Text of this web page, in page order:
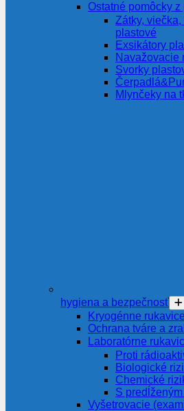
Ostatné pomôcky z
Zátky,
plastové
Exsikátory
Navažovacie
Svorky
Mlynčeky na
hygiena a bezpečnosť
Kryogénne rukavice
Ochrana tváre a
Laboratórne
Proti
Biologické
Chemické
S
Vyšetrovacie